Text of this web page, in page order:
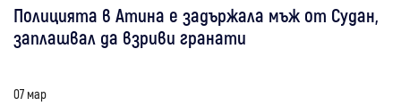
Полицията в Атина е задържала мъж от Судан,
заплашвал да взриви гранати
07 мар